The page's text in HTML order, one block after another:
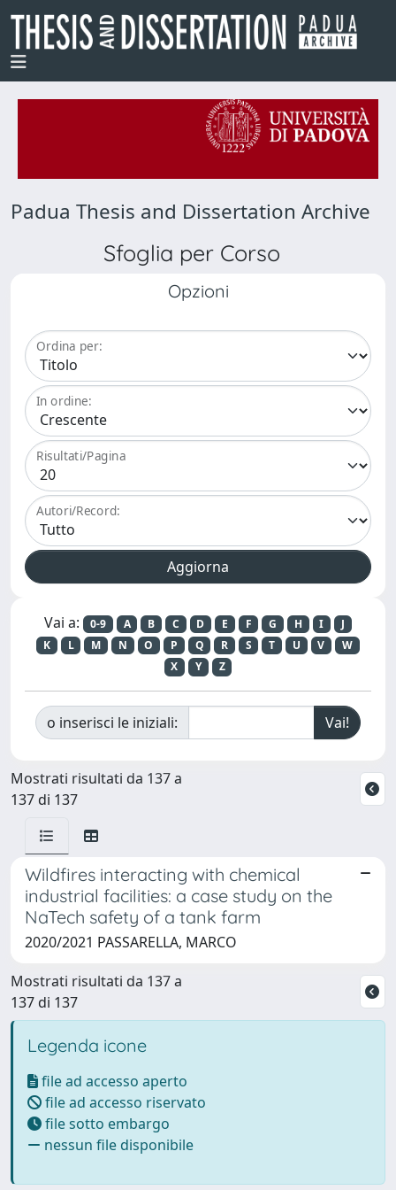
Padua Thesis and Dissertation Archive
Sfoglia per Corso
Opzioni
Ordina per:
In ordine:
Risultati/Pagina
Autori/Record:
Vai a: 0-9 A B C D E F G H I
J
K
L M N O P Q R S T U V
W
X
Y Z
o inserisci le iniziali:
Mostrati risultati da 137 a
137 di 137
Wildfires interacting with chemical
industrial facilities: a case study on the
NaTech safety of a tank farm
2020/2021 PASSARELLA, MARCO
Mostrati risultati da 137 a
137 di 137
Legenda icone
file ad accesso aperto
file ad accesso riservato
file sotto embargo
nessun file disponibile